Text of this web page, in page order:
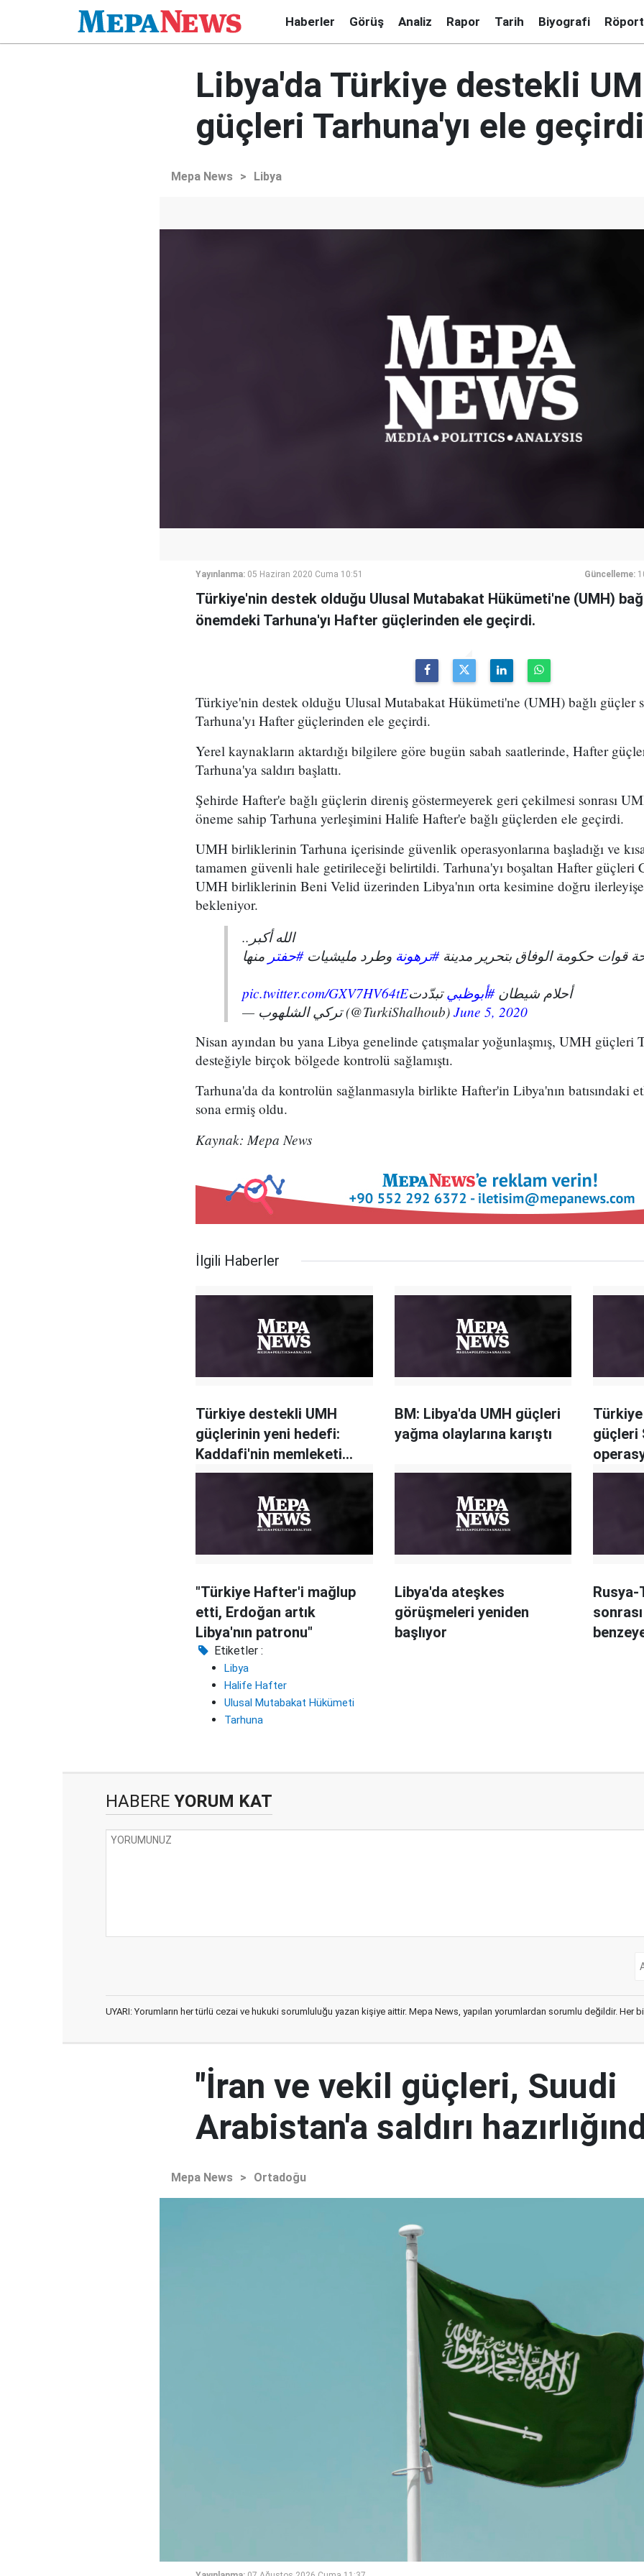
Haberler Görüş Analiz Rapor Tarih Biyografi
Libya'da Türkiye destekli
güçleri Tarhuna'yı ele geçirdi
Mepa News > Libya
Yayınlanma: 05 Haziran 2020 Cuma 10:51 Güncelleme:
Türkiye'nin destek olduğu Ulusal Mutabakat Hükümeti'ne (UMH)
önemdeki Tarhuna'yı Hafter güçlerinden ele geçirdi.
Türkiye'nin destek olduğu Ulusal Mutabakat Hükümeti'ne (UMH) bağlı güçler
Tarhuna'yı Hafter güçlerinden ele geçirdi.
Yerel kaynakların aktardığı bilgilere göre bugün sabah saatlerinde, Hafter
Tarhuna'ya saldırı başlattı.
Şehirde Hafter'e bağlı güçlerin direniş göstermeyerek geri çekilmesi sonrası
öneme sahip Tarhuna yerleşimini Halife Hafter'e bağlı güçlerden ele geçirdi.
UMH birliklerinin Tarhuna içerisinde güvenlik operasyonlarına başladığı ve
tamamen güvenli hale getirileceği belirtildi. Tarhuna'yı boşaltan Hafter güçleri
UMH birliklerinin Beni Velid üzerinden Libya'nın orta kesimine doğru
bekleniyor.
الله أكبر..
قوات حكومة الوفاق بتحرير مدينة#ترهونة وطرد مليشيات#حفتر منها
أحلام شيطان#أبوظبيتبدّدتpic.twitter.com/GXV7HV64tE
— تركي الشلهوب (@TurkiShalhoub)June 5, 2020
Nisan ayından bu yana Libya genelinde çatışmalar yoğunlaşmış, UMH güçleri
desteğiyle birçok bölgede kontrolü sağlamıştı.
Tarhuna'da da kontrolün sağlanmasıyla birlikte Hafter'in Libya'nın batısındaki
sona ermiş oldu.
Kaynak: Mepa News
İlgili Haberler
Türkiye destekli UMH
güçlerinin yeni hedefi:
Kaddafi'nin memleketi
Sirte
BM: Libya'da UMH güçleri
yağma olaylarına karıştı
güçleri
"Türkiye Hafter'i mağlup
etti, Erdoğan artık
Libya'nın patronu"
Libya'da ateşkes
görüşmeleri yeniden
başlıyor
Etiketler :
Libya
Halife Hafter
Ulusal Mutabakat Hükümeti
Tarhuna
HABERE YORUM KAT
UYARI: Yorumların her türlü cezai ve hukuki sorumluluğu yazan kişiye aittir. Mepa News, yapılan yorumlardan sorumlu değildir. Her
"İran ve vekil güçleri, Suudi
Arabistan'a saldırı
Mepa News > Ortadoğu